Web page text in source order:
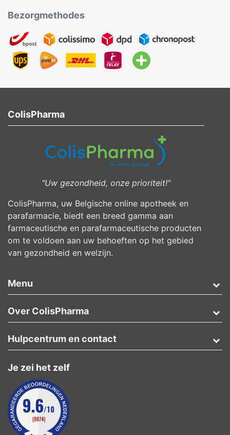
Bezorgmethodes
ColisPharma
"Uw gezondheid, onze prioriteit!"
ColisPharma, uw Belgische online apotheek en
parafarmacie, biedt een breed gamma aan
farmaceutische en parafarmaceutische producten
om te voldoen aan uw behoeften op het gebied
van gezondheid en welzijn.
Menu
Over ColisPharma
Je zei het zelf
Hulpcentrum en contact